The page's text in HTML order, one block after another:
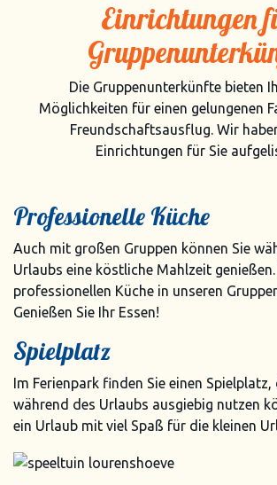
Einrichtungen
Die Gruppenunterkünfte bieten
Möglichkeiten für einen gelungenen
Freundschaftsausflug. Wir
Einrichtungen für Sie
Professionelle Küche
Auch mit großen Gruppen können Sie
Urlaubs eine köstliche Mahlzeit
professionellen Küche in unseren
Genießen Sie Ihr Essen!
Spielplatz
Im Ferienpark finden Sie einen
während des Urlaubs ausgiebig nutzen
ein Urlaub mit viel Spaß für die kleinen